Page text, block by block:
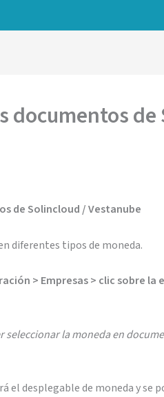
documentos
de Solincloud / Vestanube
diferentes tipos de moneda.
> Empresas > clic sobre la
seleccionar la moneda en
desplegable de moneda y se